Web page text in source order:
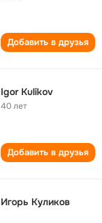
Добавить в друзья
Igor Kulikov
40 лет
Добавить в друзья
Игорь Куликов